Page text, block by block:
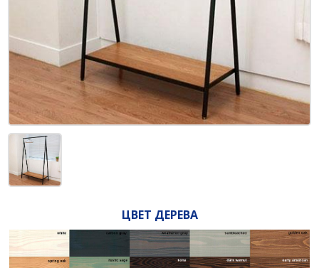
ЦВЕТ ДЕРЕВА